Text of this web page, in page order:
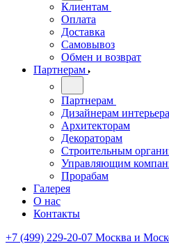
Клиентам
Оплата
Доставка
Самовывоз
Обмен и возврат
Партнерам
Партнерам
Дизайнерам интерьера
Архитекторам
Декораторам
Строительным
Управляющим
Прорабам
Галерея
О нас
Контакты
+7 (499) 229-20-07 Москва и